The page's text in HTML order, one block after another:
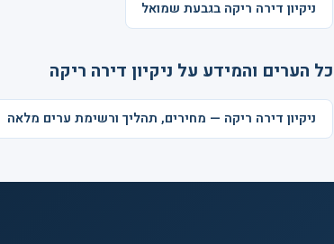
ניקיון דירה ריקה בגבעת שמואל
כל הערים והמידע על ניקיון דירה ריקה
ניקיון דירה ריקה — מחירים, תהליך ורשימת ערים מלאה